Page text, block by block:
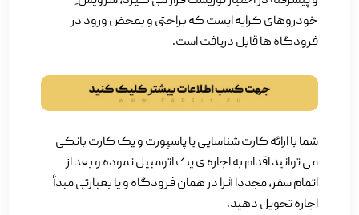
خودروهای کرایه ایست که براحتی و بمحض ورود در
فرودگاه ها قابل دریافت است.
شما با ارائه کارت شناسایی یا پاسپورت و یک کارت بانکی
می توانید اقدام به اجاره ی یک اتومبیل نموده و بعد از
اتمام سفر، مجددا آنرا در همان فرودگاه و یا بعبارتی مبدأ
اجاره تحویل دهید.